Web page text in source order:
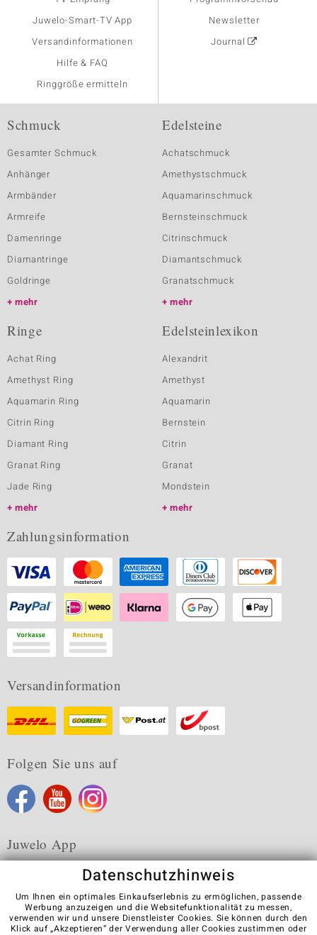
Juwelo-Smart-TV App
Versandinformationen
Hilfe & FAQ
Ringgröße ermitteln
Newsletter
Journal
Schmuck
Gesamter Schmuck
Anhänger
Armbänder
Armreife
Damenringe
Diamantringe
Goldringe
mehr
Edelsteine
Achatschmuck
Amethystschmuck
Aquamarinschmuck
Bernsteinschmuck
Citrinschmuck
Diamantschmuck
Granatschmuck
mehr
Ringe
Achat Ring
Amethyst Ring
Aquamarin Ring
Citrin Ring
Diamant Ring
Granat Ring
Jade Ring
mehr
Edelsteinlexikon
Alexandrit
Amethyst
Aquamarin
Bernstein
Citrin
Granat
Mondstein
mehr
Zahlungsinformation
Versandinformation
Folgen Sie uns auf
Juwelo App
Karriere AGB Datenschutz Cookies
Impressum
Datenschutzhinweis
Um Ihnen ein optimales Einkaufserlebnis zu ermöglichen, passende
Werbung anzuzeigen und die Websitefunktionalität zu messen,
verwenden wir und unsere Dienstleister Cookies. Sie können durch den
Klick auf „Akzeptieren“ der Verwendung aller Cookies zustimmen oder